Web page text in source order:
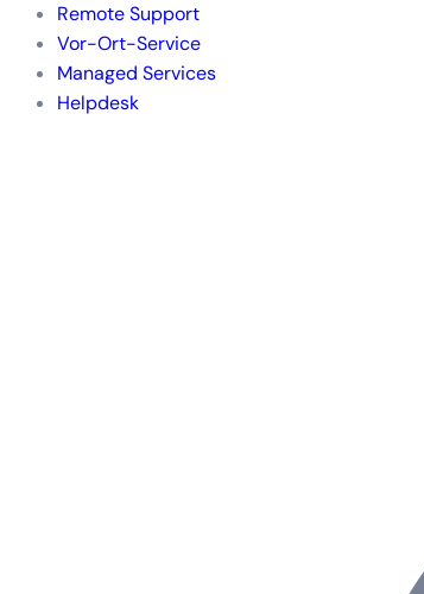
Remote Support
Vor-Ort-Service
Managed Services
Helpdesk